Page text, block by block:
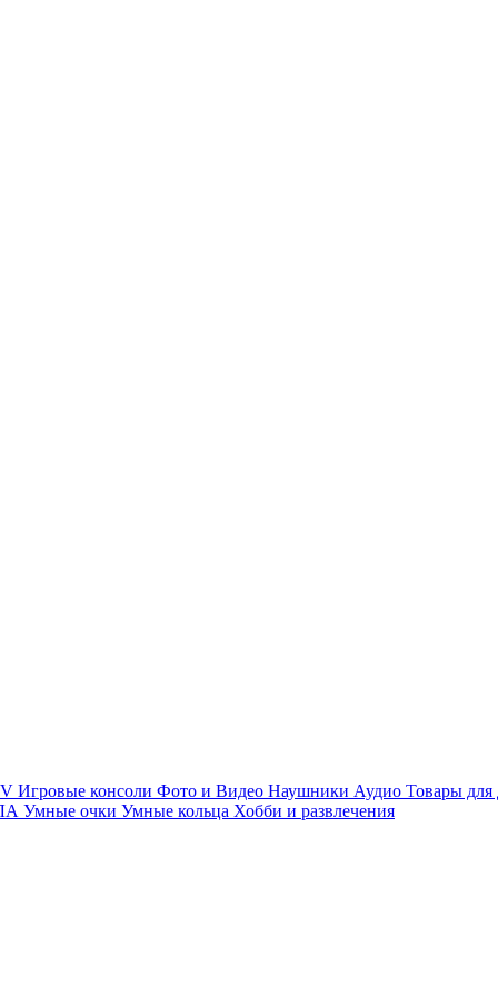
Игровые консоли Фото и Видео Наушники Аудио Товары для
Умные очки Умные кольца Хобби и развлечения